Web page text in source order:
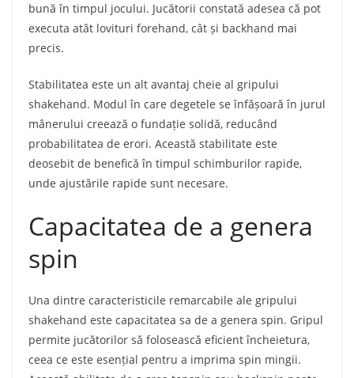
bună în timpul jocului. Jucătorii constată adesea că pot
executa atât lovituri forehand, cât și backhand mai
precis.
Stabilitatea este un alt avantaj cheie al gripului
shakehand. Modul în care degetele se înfășoară în jurul
mânerului creează o fundație solidă, reducând
probabilitatea de erori. Această stabilitate este
deosebit de benefică în timpul schimburilor rapide,
unde ajustările rapide sunt necesare.
Capacitatea de a genera
spin
Una dintre caracteristicile remarcabile ale gripului
shakehand este capacitatea sa de a genera spin. Gripul
permite jucătorilor să folosească eficient încheietura,
ceea ce este esențial pentru a imprima spin mingii.